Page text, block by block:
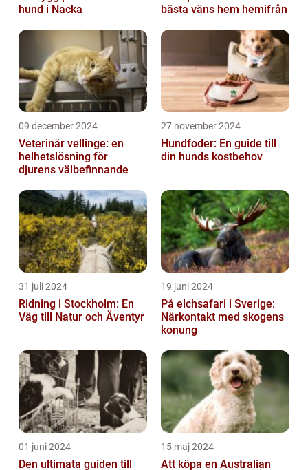
hund i Nacka
bästa väns hem hemifrån
09 december 2024
Veterinär vellinge: en
helhetslösning för
djurens välbefinnande
27 november 2024
Hundfoder: En guide till
din hunds kostbehov
31 juli 2024
Ridning i Stockholm: En
Väg till Natur och Äventyr
19 juni 2024
På elchsafari i Sverige:
Närkontakt med skogens
konung
01 juni 2024
Den ultimata guiden till
15 maj 2024
Att köpa en Australian